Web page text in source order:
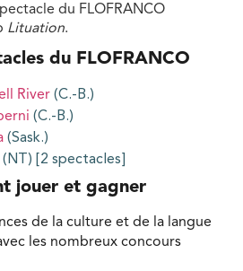
du FLOFRANCO
Lituation.
du FLOFRANCO
River (C.-B.)
(C.-B.)
(Sask.)
(NT) [2 spectacles]
jouer et gagner
de la culture et de la langue
les nombreux concours